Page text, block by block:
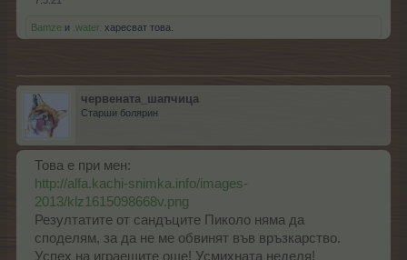
Bamze и .water. харесват това.
червената_шапчица
Старши болярин
Това е при мен:
http://alfa.kachi-snimka.info/images-
2013/klz1615098668v.png
Резултатите от сандъците Пиколо няма да
споделям, за да не ме обвинят във връзкарство.
Успех на играещите още! Усмихната неделя!